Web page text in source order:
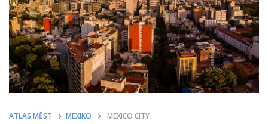
ATLAS MĚST MEXIKO MEXICO CITY